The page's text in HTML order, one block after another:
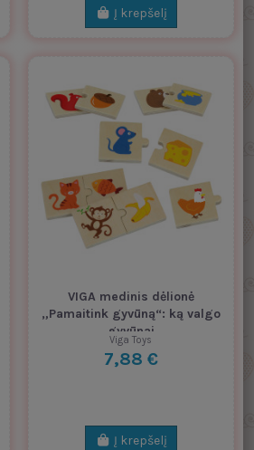
Į krepšelį
VIGA medinis dėlionė
„Pamaitink gyvūną“: ką valgo
gyvūnai
Viga Toys
7,88 €
Į krepšelį